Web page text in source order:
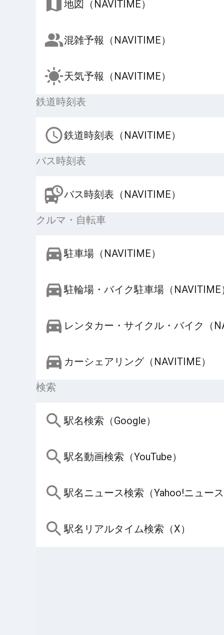
地図（NAVITIME）
混雑予報（NAVITIME）
天気予報（NAVITIME）
鉄道時刻表
鉄道時刻表（NAVITIME）
バス時刻表
バス時刻表（NAVITIME）
クルマ・自転車
駐車場（NAVITIME）
駐輪場・バイク駐車場（NAVITIME
レンタカー・サイクル・バイク（
カーシェアリング（NAVITIME）
検索
駅名検索（Google）
駅名動画検索（YouTube）
駅名ニュース検索（Yahoo!ニュー
駅名リアルタイム検索（X）